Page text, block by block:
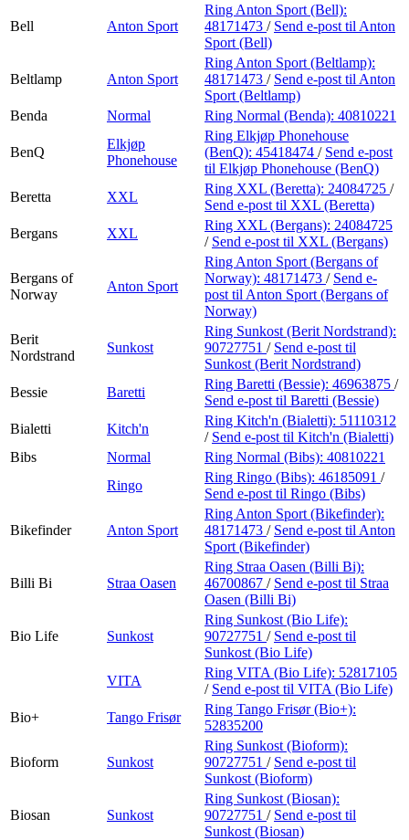
Bell Anton Sport
Ring Anton Sport (Bell):
48171473 / Send e-post til Anton
Sport (Bell)
Beltlamp Anton Sport
Ring Anton Sport (Beltlamp):
48171473 / Send e-post til Anton
Sport (Beltlamp)
Benda
Normal Ring Normal (Benda): 40810221
BenQ
Elkjøp
Phonehouse
Ring Elkjøp Phonehouse
(BenQ): 45418474 / Send e-post
til Elkjøp Phonehouse (BenQ)
Beretta
XXL
Ring XXL (Beretta): 24084725 /
Send e-post til XXL (Beretta)
Bergans
XXL
Ring XXL (Bergans): 24084725
/ Send e-post til XXL (Bergans)
Bergans of
Norway
Anton Sport
Ring Anton Sport (Bergans of
Norway): 48171473 / Send e-
post til Anton Sport (Bergans of
Norway)
Berit
Nordstrand
Sunkost
Ring Sunkost (Berit Nordstrand):
90727751 / Send e-post til
Sunkost (Berit Nordstrand)
Bessie
Baretti
Ring Baretti (Bessie): 46963875 /
Send e-post til Baretti (Bessie)
Bialetti
Kitch'n
Ring Kitch'n (Bialetti): 51110312
/ Send e-post til Kitch'n (Bialetti)
Bibs
Normal Ring Normal (Bibs): 40810221
Ringo
Ring Ringo (Bibs): 46185091 /
Send e-post til Ringo (Bibs)
Bikefinder Anton Sport
Ring Anton Sport (Bikefinder):
48171473 / Send e-post til Anton
Sport (Bikefinder)
Billi Bi Straa Oasen
Ring Straa Oasen (Billi Bi):
46700867 / Send e-post til Straa
Oasen (Billi Bi)
Bio Life Sunkost
Ring Sunkost (Bio Life):
90727751 / Send e-post til
Sunkost (Bio Life)
VITA
Ring VITA (Bio Life): 52817105
/ Send e-post til VITA (Bio Life)
Bio+
Tango Frisør
Ring Tango Frisør (Bio+):
52835200
Bioform Sunkost
Ring Sunkost (Bioform):
90727751 / Send e-post til
Sunkost (Bioform)
Biosan Sunkost
Ring Sunkost (Biosan):
90727751 / Send e-post til
Sunkost (Biosan)